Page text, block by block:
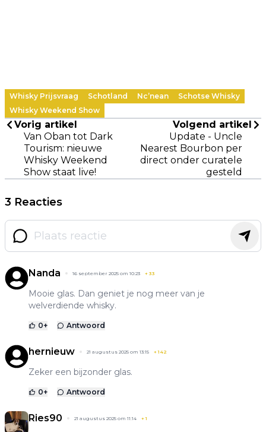
Whisky Prijsvraag Schotland Nc’nean
Schotse Whisky
Whisky Weekend Show
Vorig artikel
Van Oban tot Dark
Tourism: nieuwe
Whisky Weekend
Show staat live!
Volgend artikel
Update - Uncle
Nearest Bourbon per
direct onder curatele
gesteld
3 Reacties
Nanda 16 september 2025 om 10:23 + 33
Mooie glas. Dan geniet je nog meer van je
welverdiende whisky.
0+ Antwoord
hernieuw 21 augustus 2025 om 13:15 +142
Zeker een bijzonder glas.
0+ Antwoord
Ries90 21 augustus 2025 om 11:14 +1